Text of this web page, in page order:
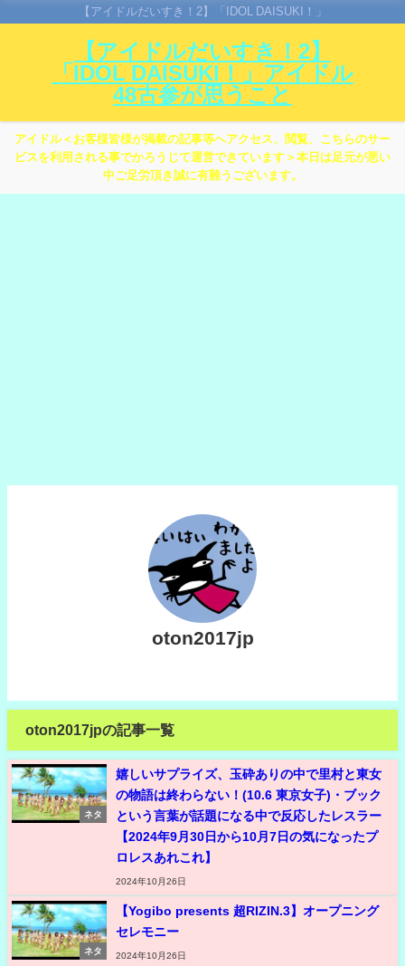
【アイドルだいすき！2】「IDOL DAISUKI！」
【アイドルだいすき！2】
「IDOL DAISUKI！」アイドル
48古参が思うこと
アイドル＜お客様皆様が掲載の記事等へアクセス、閲覧、こちらのサー
ビスを利用される事でかろうじて運営できています＞本日は足元が悪い
中ご足労頂き誠に有難うございます。
oton2017jp
oton2017jpの記事一覧
ネタ
嬉しいサプライズ、玉砕ありの中で里村と東女
の物語は終わらない！(10.6 東京女子)・ブック
という言葉が話題になる中で反応したレスラー
【2024年9月30日から10月7日の気になったプ
ロレスあれこれ】
2024年10月26日
ネタ
【Yogibo presents 超RIZIN.3】オープニング
セレモニー
2024年10月26日